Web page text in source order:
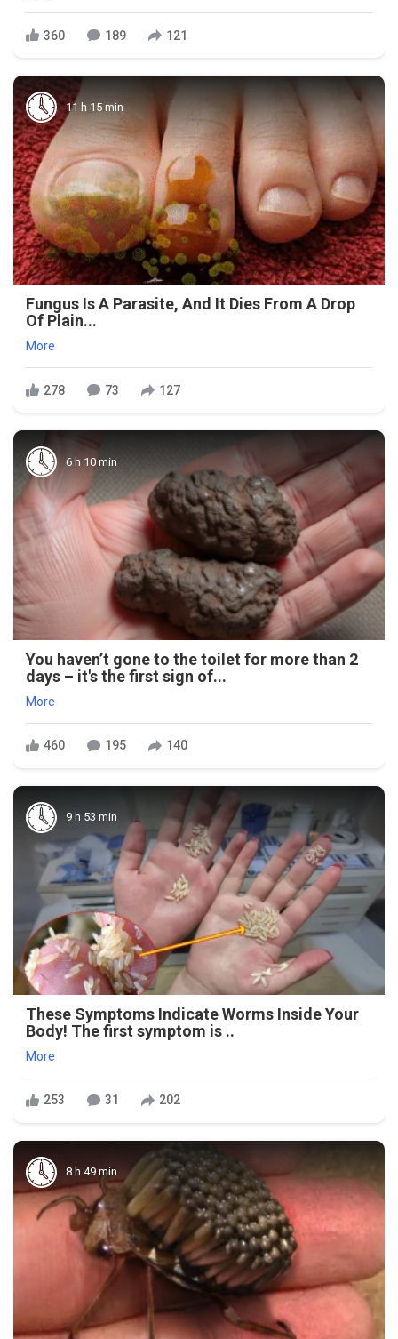
360 189 121
11 h 15 min
Fungus Is A Parasite, And It Dies From A Drop
Of Plain...
More
278 73 127
6 h 10 min
You haven’t gone to the toilet for more than 2
days – it's the first sign of...
More
460 195 140
9 h 53 min
These Symptoms Indicate Worms Inside Your
Body! The first symptom is ..
More
253 31 202
8 h 49 min